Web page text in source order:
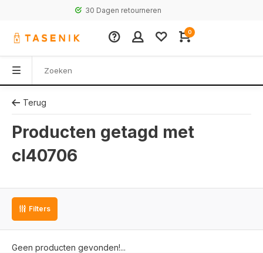
30 Dagen retourneren
0
Terug
Producten getagd met
cl40706
Filters
Geen producten gevonden!...